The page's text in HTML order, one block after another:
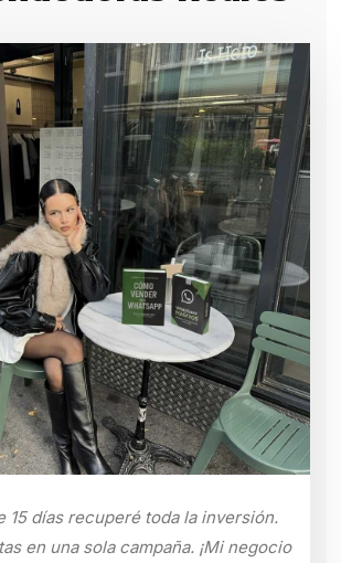
15 días recuperé toda la inversión.
en una sola campaña. ¡Mi negocio